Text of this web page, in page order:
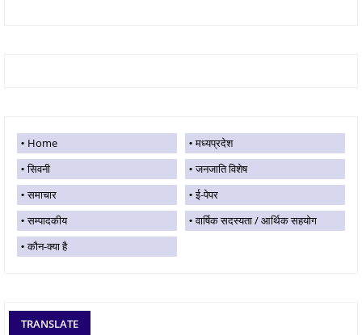
Home
मध्यप्रदेश
सिवनी
जनजाति विशेष
समाचार
ई-पेपर
सम्पादकीय
वार्षिक सदस्यता / आर्थिक सहयोग
कौन-क्या है
TRANSLATE